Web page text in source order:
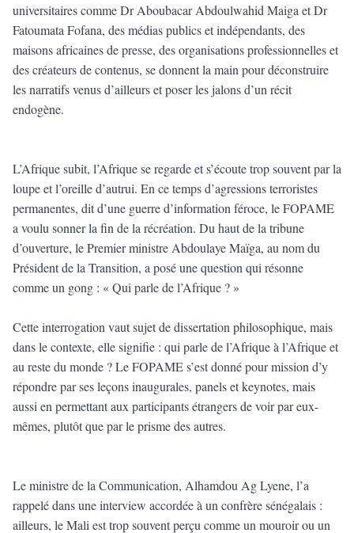
universitaires comme Dr Aboubacar Abdoulwahid Maiga et Dr
Fatoumata Fofana, des médias publics et indépendants, des
maisons africaines de presse, des organisations professionnelles et
des créateurs de contenus, se donnent la main pour déconstruire
les narratifs venus d’ailleurs et poser les jalons d’un récit
endogène.
L’Afrique subit, l’Afrique se regarde et s’écoute trop souvent par la
loupe et l’oreille d’autrui. En ce temps d’agressions terroristes
permanentes, dit d’une guerre d’information féroce, le FOPAME
a voulu sonner la fin de la récréation. Du haut de la tribune
d’ouverture, le Premier ministre Abdoulaye Maïga, au nom du
Président de la Transition, a posé une question qui résonne
comme un gong : « Qui parle de l’Afrique ? »
Cette interrogation vaut sujet de dissertation philosophique, mais
dans le contexte, elle signifie : qui parle de l’Afrique à l’Afrique et
au reste du monde ? Le FOPAME s’est donné pour mission d’y
répondre par ses leçons inaugurales, panels et keynotes, mais
aussi en permettant aux participants étrangers de voir par eux-
mêmes, plutôt que par le prisme des autres.
Le ministre de la Communication, Alhamdou Ag Lyene, l’a
rappelé dans une interview accordée à un confrère sénégalais :
ailleurs, le Mali est trop souvent perçu comme un mouroir ou un